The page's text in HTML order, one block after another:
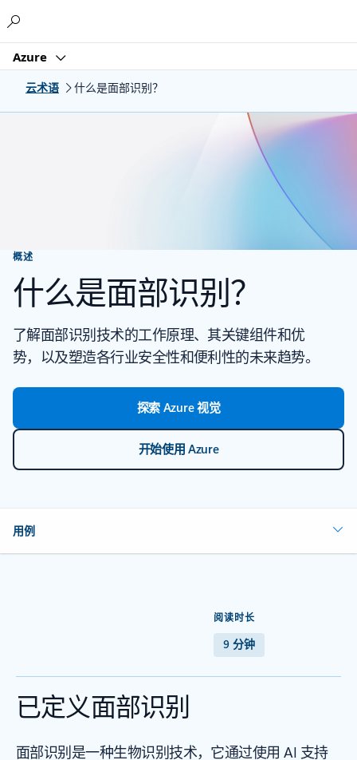
Azure
云术语 什么是面部识别？
概述
什么是面部识别？
了解面部识别技术的工作原理、其关键组件和优
势，以及塑造各行业安全性和便利性的未来趋势。
探索 Azure 视觉
开始使用 Azure
用例
阅读时长
9 分钟
已定义面部识别
面部识别是一种生物识别技术，它通过使用 AI 支持